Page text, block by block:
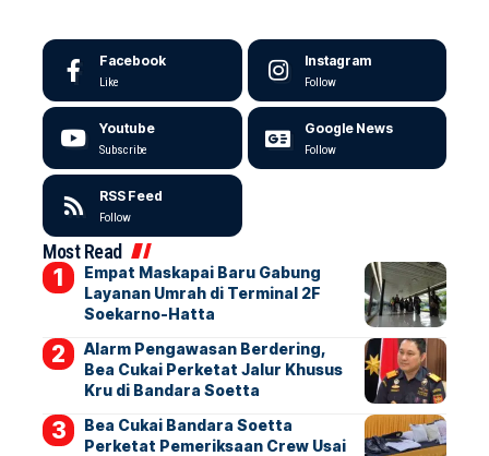
Facebook
Like
Instagram
Follow
Youtube
Subscribe
Google News
Follow
RSS Feed
Follow
Most Read
Empat Maskapai Baru Gabung
Layanan Umrah di Terminal 2F
Soekarno-Hatta
Alarm Pengawasan Berdering,
Bea Cukai Perketat Jalur Khusus
Kru di Bandara Soetta
Bea Cukai Bandara Soetta
Perketat Pemeriksaan Crew Usai